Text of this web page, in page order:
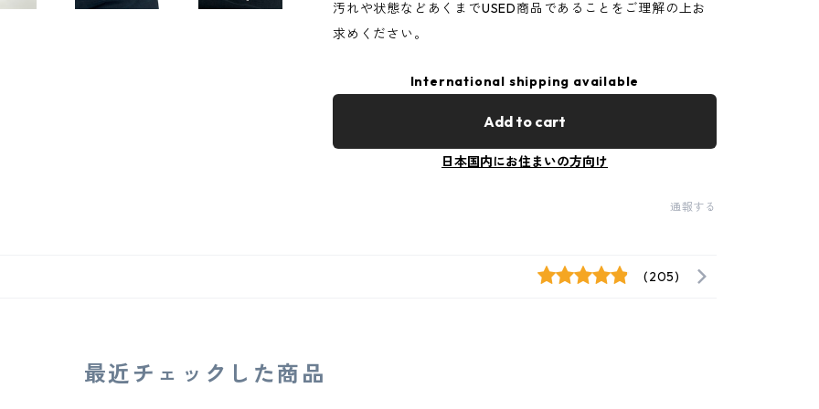
汚れや状態などあくまでUSED商品であることをご理解の上お
求めください。
International shipping available
Add to cart
日本国内にお住まいの方向け
通報する
(205)
最近チェックした商品